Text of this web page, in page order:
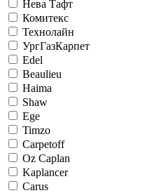
Нева Тафт
Комитекс
Технолайн
УргГазКарпет
Edel
Beaulieu
Haima
Shaw
Ege
Timzo
Carpetoff
Oz Caplan
Kaplancer
Carus